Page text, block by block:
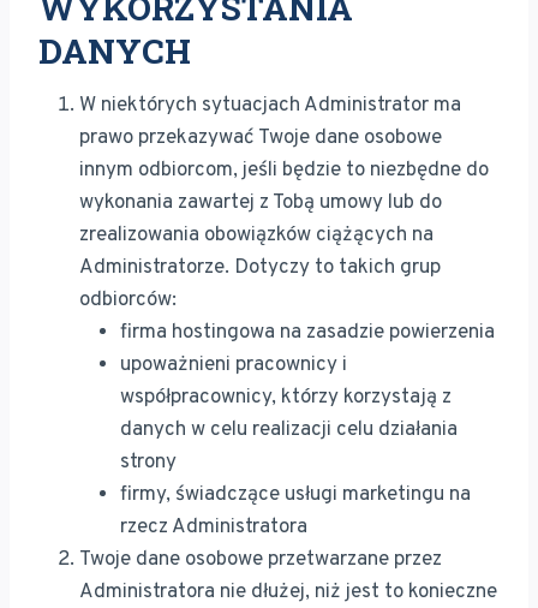
DANYCH
W niektórych sytuacjach Administrator ma
prawo przekazywać Twoje dane osobowe
innym odbiorcom, jeśli będzie to niezbędne do
wykonania zawartej z Tobą umowy lub do
zrealizowania obowiązków ciążących na
Administratorze. Dotyczy to takich grup
odbiorców:
firma hostingowa na zasadzie powierzenia
upoważnieni pracownicy i
współpracownicy, którzy korzystają z
danych w celu realizacji celu działania
strony
firmy, świadczące usługi marketingu na
rzecz Administratora
Twoje dane osobowe przetwarzane przez
Administratora nie dłużej, niż jest to konieczne